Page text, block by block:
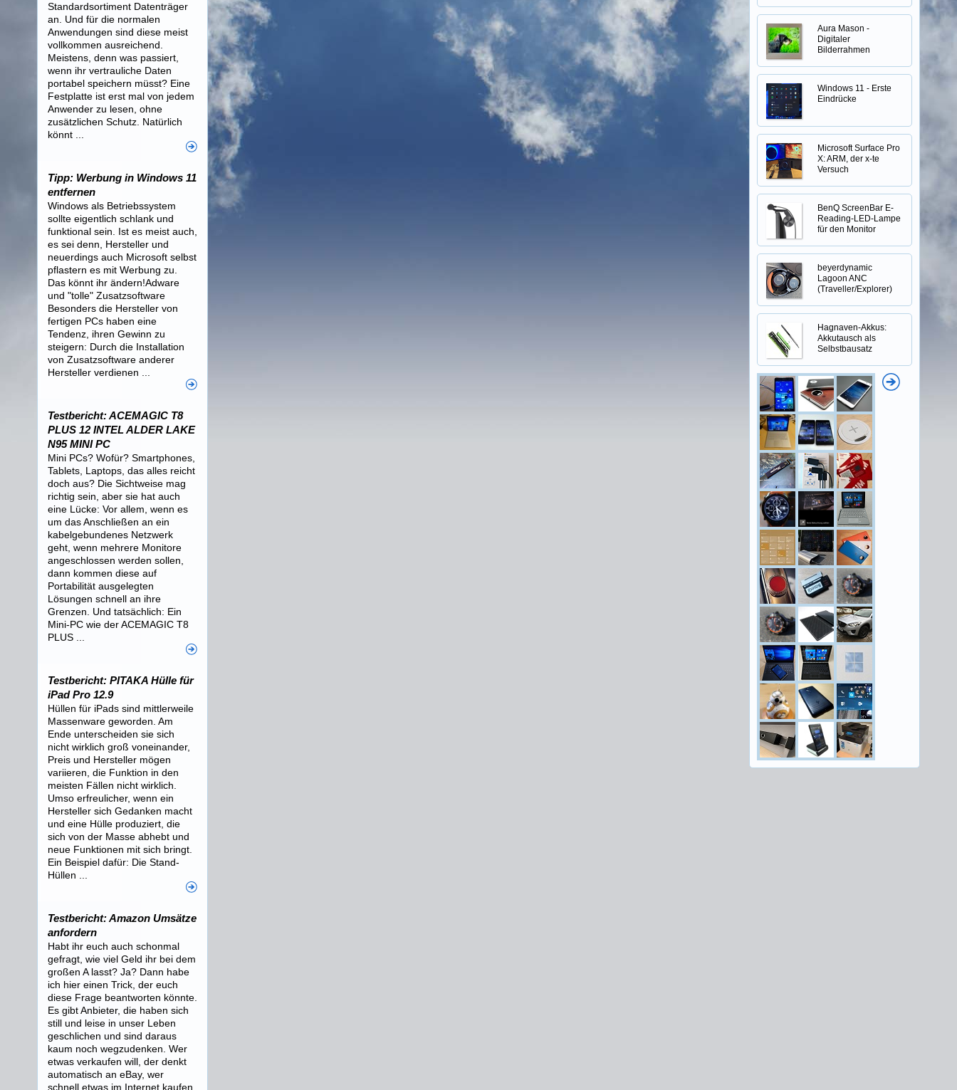
Standardsortiment Datenträger
an. Und für die normalen
Anwendungen sind diese meist
vollkommen ausreichend.
Meistens, denn was passiert,
wenn ihr vertrauliche Daten
portabel speichern müsst? Eine
Festplatte ist erst mal von jedem
Anwender zu lesen, ohne
zusätzlichen Schutz. Natürlich
könnt ...
Tipp: Werbung in Windows 11
entfernen
Windows als Betriebssystem
sollte eigentlich schlank und
funktional sein. Ist es meist auch,
es sei denn, Hersteller und
neuerdings auch Microsoft selbst
pflastern es mit Werbung zu.
Das könnt ihr ändern!Adware
und "tolle" Zusatzsoftware
Besonders die Hersteller von
fertigen PCs haben eine
Tendenz, ihren Gewinn zu
steigern: Durch die Installation
von Zusatzsoftware anderer
Hersteller verdienen ...
Testbericht: ACEMAGIC T8
PLUS 12 INTEL ALDER LAKE
N95 MINI PC
Mini PCs? Wofür? Smartphones,
Tablets, Laptops, das alles reicht
doch aus? Die Sichtweise mag
richtig sein, aber sie hat auch
eine Lücke: Vor allem, wenn es
um das Anschließen an ein
kabelgebundenes Netzwerk
geht, wenn mehrere Monitore
angeschlossen werden sollen,
dann kommen diese auf
Portabilität ausgelegten
Lösungen schnell an ihre
Grenzen. Und tatsächlich: Ein
Mini-PC wie der ACEMAGIC T8
PLUS ...
Testbericht: PITAKA Hülle für
iPad Pro 12.9
Hüllen für iPads sind mittlerweile
Massenware geworden. Am
Ende unterscheiden sie sich
nicht wirklich groß voneinander,
Preis und Hersteller mögen
variieren, die Funktion in den
meisten Fällen nicht wirklich.
Umso erfreulicher, wenn ein
Hersteller sich Gedanken macht
und eine Hülle produziert, die
sich von der Masse abhebt und
neue Funktionen mit sich bringt.
Ein Beispiel dafür: Die Stand-
Hüllen ...
Testbericht: Amazon Umsätze
anfordern
Habt ihr euch auch schonmal
gefragt, wie viel Geld ihr bei dem
großen A lasst? Ja? Dann habe
ich hier einen Trick, der euch
diese Frage beantworten könnte.
Es gibt Anbieter, die haben sich
still und leise in unser Leben
geschlichen und sind daraus
kaum noch wegzudenken. Wer
etwas verkaufen will, der denkt
automatisch an eBay, wer
schnell etwas im Internet kaufen
Aura Mason -
Digitaler
Bilderrahmen
Windows 11 - Erste
Eindrücke
Microsoft Surface Pro
X: ARM, der x-te
Versuch
BenQ ScreenBar E-
Reading-LED-Lampe
für den Monitor
beyerdynamic
Lagoon ANC
(Traveller/Explorer)
Hagnaven-Akkus:
Akkutausch als
Selbstbausatz